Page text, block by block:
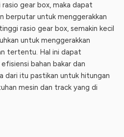
gear box, maka dapat
berputar untuk menggerakkan
rasio gear box, semakin kecil
untuk menggerakkan
tertentu. Hal ini dapat
bahan bakar dan
dari itu pastikan untuk hitungan
mesin dan track yang di